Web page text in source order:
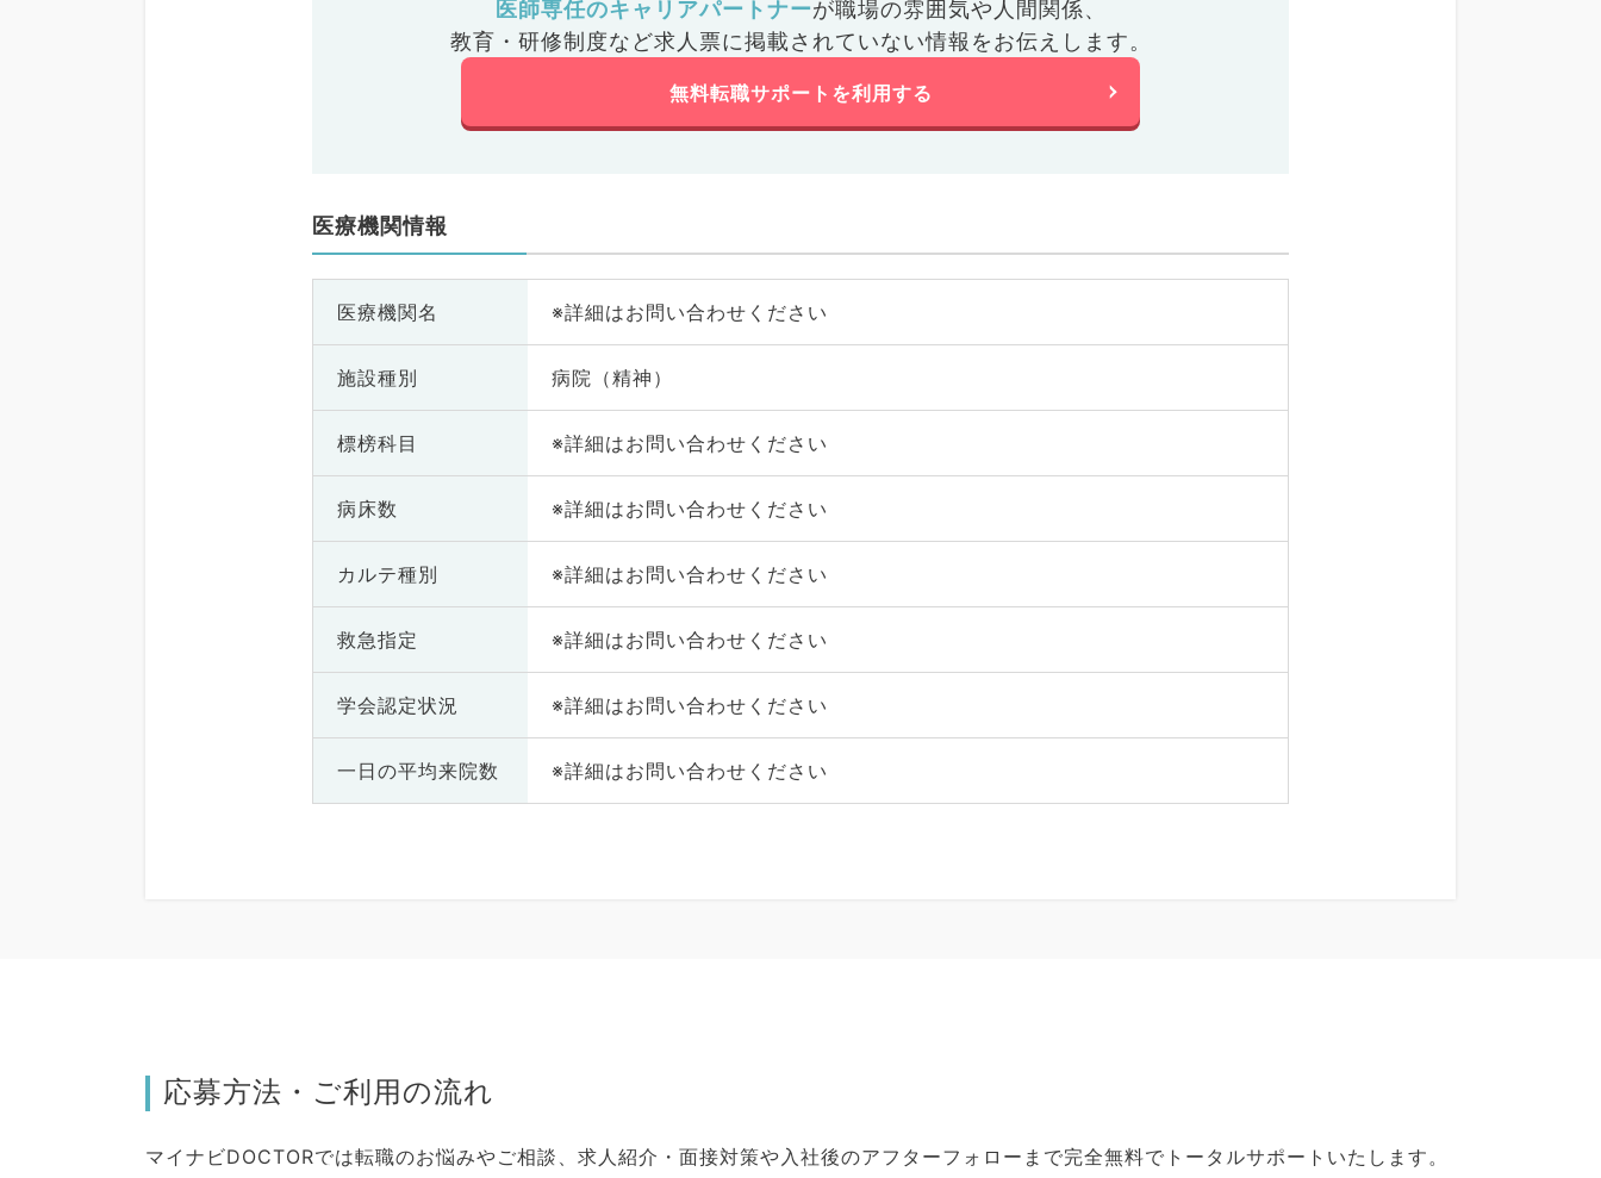
医師専任のキャリアパートナーが職場の雰囲気や人間関係、
教育・研修制度など求人票に掲載されていない情報をお伝えします。
無料転職サポートを利用する
医療機関情報
医療機関名 ※詳細はお問い合わせください
施設種別 病院（精神）
標榜科目 ※詳細はお問い合わせください
病床数 ※詳細はお問い合わせください
カルテ種別 ※詳細はお問い合わせください
救急指定 ※詳細はお問い合わせください
学会認定状況 ※詳細はお問い合わせください
一日の平均来院数 ※詳細はお問い合わせください
応募方法・ご利用の流れ
マイナビDOCTORでは転職のお悩みやご相談、求人紹介・面接対策や入社後のアフターフォローまで完全無料でトータルサポートいたします。